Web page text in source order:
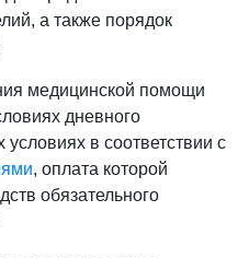
а также порядок
медицинской помощи
дневного
в соответствии с
, оплата которой
обязательного